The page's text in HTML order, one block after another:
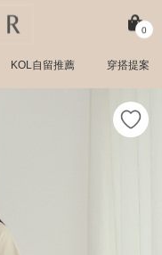
0
KOL自留推薦 穿搭提案